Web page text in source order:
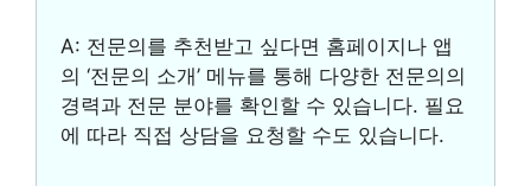
A: 전문의를 추천받고 싶다면 홈페이지나 앱
의 ‘전문의 소개’ 메뉴를 통해 다양한 전문의의
경력과 전문 분야를 확인할 수 있습니다. 필요
에 따라 직접 상담을 요청할 수도 있습니다.